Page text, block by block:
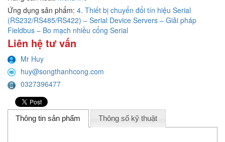
Ứng dụng sản phẩm: 4. Thiết bị chuyển đổi tín hiệu Serial
(RS232/RS485/RS422) – Serial Device Servers – Giải pháp
Fieldbus – Bo mạch nhiều cổng Serial
Liên hệ tư vấn
Mr Huy
huy@songthanhcong.com
0327396477
Thông tin sản phẩm Thông số kỹ thuật